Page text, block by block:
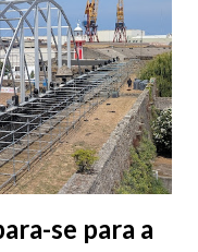
se para a